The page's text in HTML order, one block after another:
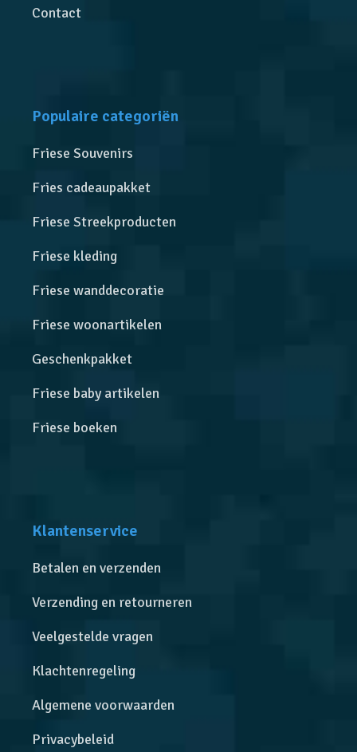
Contact
Populaire categoriën
Friese Souvenirs
Fries cadeaupakket
Friese Streekproducten
Friese kleding
Friese wanddecoratie
Friese woonartikelen
Geschenkpakket
Friese baby artikelen
Friese boeken
Klantenservice
Betalen en verzenden
Verzending en retourneren
Veelgestelde vragen
Klachtenregeling
Algemene voorwaarden
Privacybeleid